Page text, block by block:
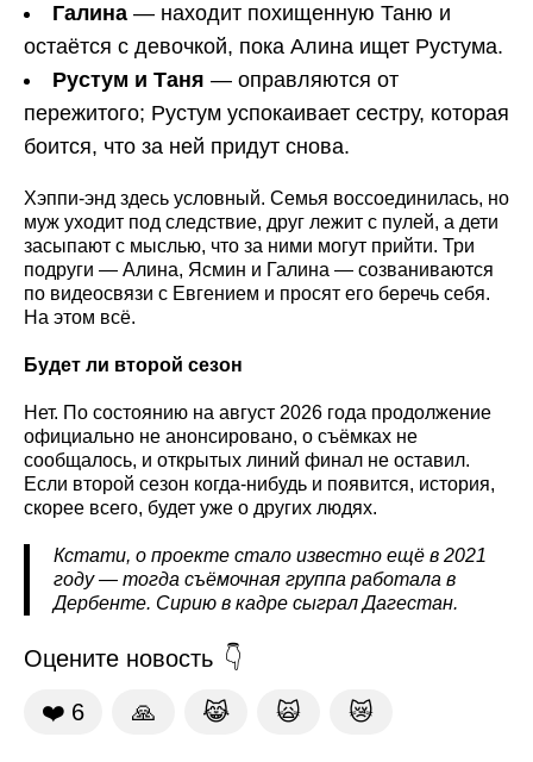
Галина — находит похищенную Таню и
остаётся с девочкой, пока Алина ищет Рустума.
Рустум и Таня — оправляются от
пережитого; Рустум успокаивает сестру, которая
боится, что за ней придут снова.
Хэппи-энд здесь условный. Семья воссоединилась, но
муж уходит под следствие, друг лежит с пулей, а дети
засыпают с мыслью, что за ними могут прийти. Три
подруги — Алина, Ясмин и Галина — созваниваются
по видеосвязи с Евгением и просят его беречь себя.
На этом всё.
Будет ли второй сезон
Нет. По состоянию на август 2026 года продолжение
официально не анонсировано, о съёмках не
сообщалось, и открытых линий финал не оставил.
Если второй сезон когда-нибудь и появится, история,
скорее всего, будет уже о других людях.
Кстати, о проекте стало известно ещё в 2021
году — тогда съёмочная группа работала в
Дербенте. Сирию в кадре сыграл Дагестан.
Оцените новость
❤️ 6 🙏 😹 🙀 😿